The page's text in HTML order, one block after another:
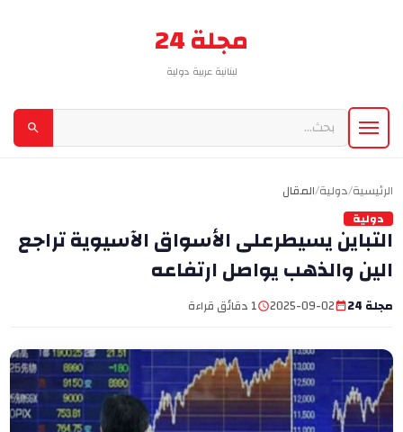
مجلة 24
لبنانية عربية دولية
الرئيسية/دولية/المقال
دولية
التباين يسيطرعلى الأسواق الآسيوية تراجع
الين والذهب يواصل ارتفاعه
مجلة 24 2025-09-02 1 دقائق قراءة